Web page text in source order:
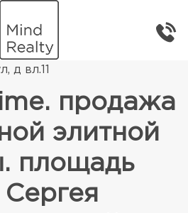
недвижимость
д вл.11
продажа
элитной
площадь
Сергея